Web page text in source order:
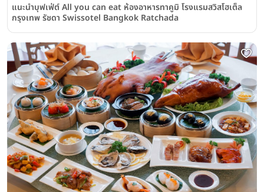
แนะนำบุฟเฟ่ต์ All you can eat ห้องอาหารทาคูมิ โรงแรมสวิสโฮเต็ล
กรุงเทพ รัชดา Swissotel Bangkok Ratchada